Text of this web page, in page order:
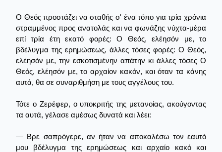
Ο Θεός προστάζει να σταθής σ' ένα τόπο για τρία χρόνια
στραμμένος προς ανατολάς και να φωνάζης νύχτα-μέρα
επί τρία έτη εκατό φορές: Ο Θεός, ελέησόν με, το
βδέλυγμα της ερημώσεως, άλλες τόσες φορές: Ο Θεός,
ελέησόν με, την εσκοτισμένην απάτην κι άλλες τόσες Ο
Θεός, ελέησόν με, το αρχαίον κακόν, και όταν τα κάνης
αυτά, θα σε συναριθμήση με τους αγγέλους του.
Τότε ο Ζερέφερ, ο υποκριτής της μετανοίας, ακούγοντας
τα αυτά, γέλασε αμέσως δυνατά και λέει:
— Βρε σαπρόγερε, αν ήταν να αποκαλέσω τον εαυτό
μου βδέλυγμα της ερημώσεως και αρχαίο κακό και